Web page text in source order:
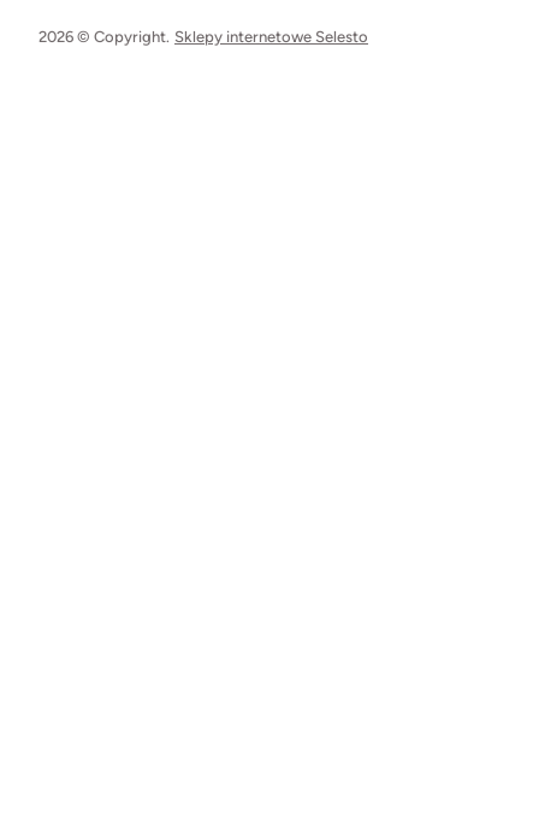
2026 © Copyright. Sklepy internetowe Selesto